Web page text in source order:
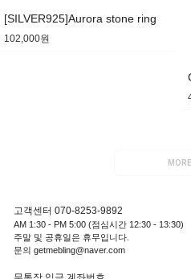
[SILVER925]Aurora stone ring
102,000원
MORE
고객센터 070-8253-9892
AM 1:30 - PM 5:00 (점심시간 12:30 - 13:30)
주말 및 공휴일은 휴무입니다.
문의 getmebling@naver.com